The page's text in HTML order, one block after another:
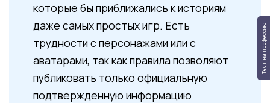
которые бы приближались к историям
даже самых простых игр. Есть
трудности с персонажами или с
аватарами, так как правила позволяют
публиковать только официальную
подтвержденную информацию
Тест на профессию